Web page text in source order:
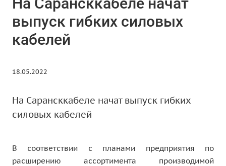
выпуск гибких силовых
кабелей
18.05.2022
На Сарансккабеле начат выпуск гибких
силовых кабелей
В соответствии с планами предприятия по
расширению ассортимента производимой